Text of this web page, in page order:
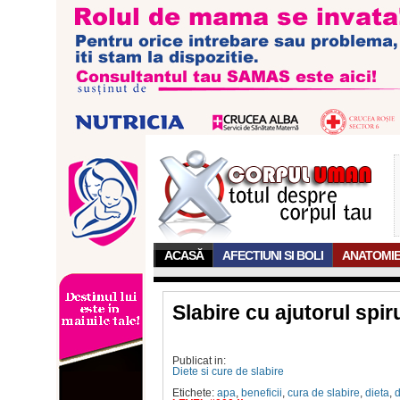
ACASĂ AFECTIUNI SI BOLI ANATOMIE
Slabire cu ajutorul
Publicat in:
Diete si cure de slabire
Etichete: apa, beneficii, cura de slabire, dieta,